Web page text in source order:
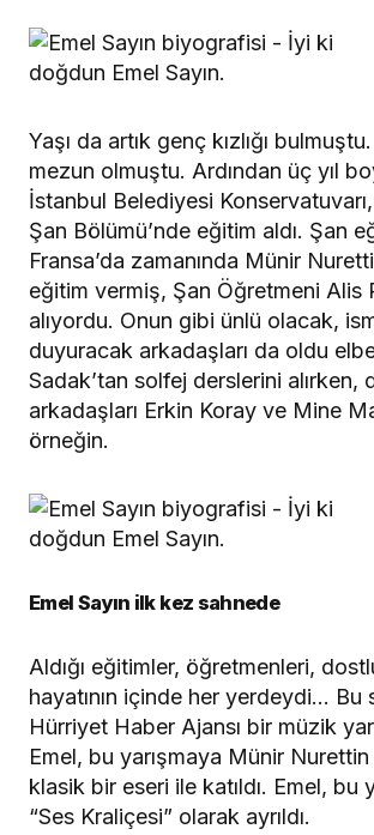
Yaşı da artık genç kızlığı
mezun olmuştu. Ardından üç yıl
İstanbul Belediyesi
Şan Bölümü’nde eğitim aldı. Şan
Fransa’da zamanında Münir
eğitim vermiş, Şan Öğretmeni Alis
alıyordu. Onun gibi ünlü olacak,
duyuracak arkadaşları da oldu
Sadak’tan solfej derslerini alırken,
arkadaşları Erkin Koray ve Mine
örneğin.
Emel Sayın ilk kez sahnede
Aldığı eğitimler, öğretmenleri,
hayatının içinde her yerdeydi… Bu
Hürriyet Haber Ajansı bir müzik
Emel, bu yarışmaya Münir Nurettin
klasik bir eseri ile katıldı. Emel, bu
“Ses Kraliçesi” olarak ayrıldı.